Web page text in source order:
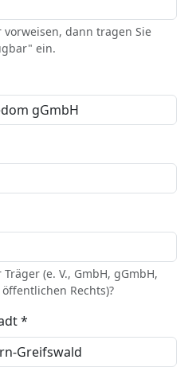
dann tragen Sie
ein.
(e. V., GmbH, gGmbH,
Rechts)?
*